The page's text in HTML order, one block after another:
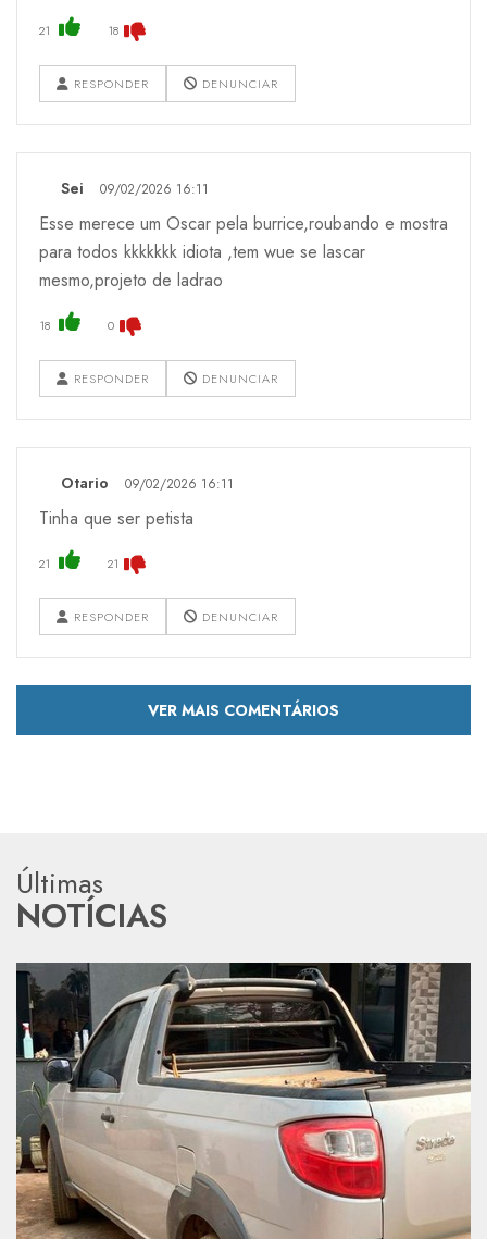
21 18
RESPONDER DENUNCIAR
Sei 09/02/2026 16:11
Esse merece um Oscar pela burrice,roubando e mostra
para todos kkkkkkk idiota ,tem wue se lascar
mesmo,projeto de ladrao
18 0
RESPONDER DENUNCIAR
Otario 09/02/2026 16:11
Tinha que ser petista
21 21
RESPONDER DENUNCIAR
VER MAIS COMENTÁRIOS
Últimas
NOTÍCIAS